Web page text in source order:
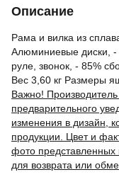
Описание
Рама и вилка из
Алюминиевые диски, -
руле, звонок, - 85%
Вес 3,60 кг Размеры
Важно!
предварительного
изменения в дизайн,
продукции. Цвет и
фото представленных
для возврата или